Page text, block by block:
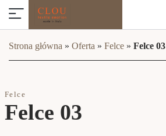
Strona główna » Oferta » Felce » Felce 03
Felce
Felce 03